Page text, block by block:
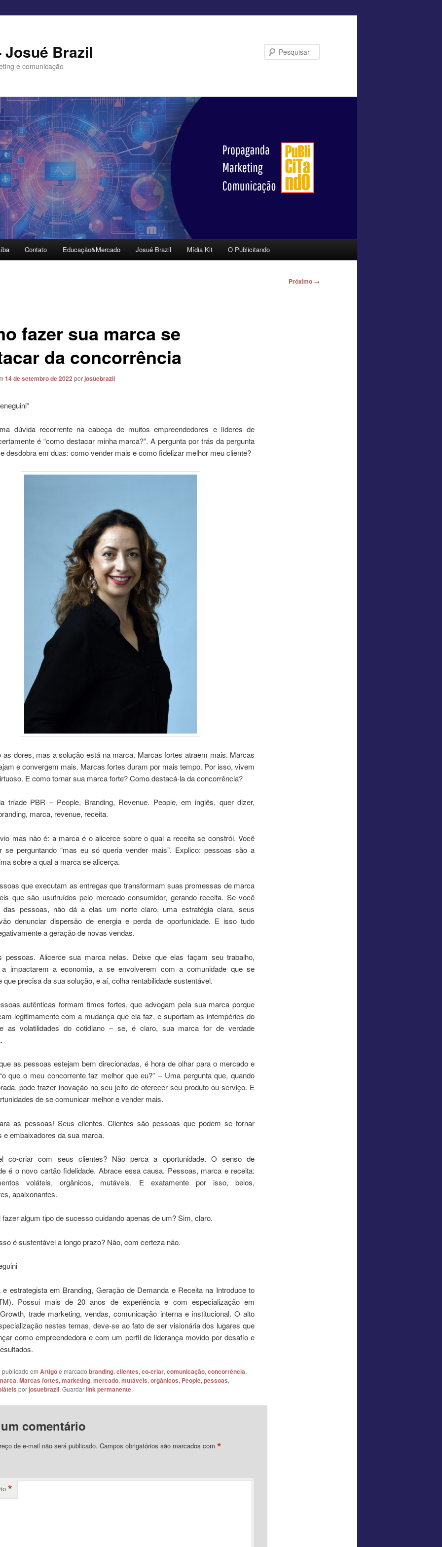
Josué Brazil
e comunicação
Contato Educação&Mercado Josué Brazil Mídia Kit O Publicitando
Próximo →
fazer sua marca se
da concorrência
14 de setembro de 2022 porjosuebrazil
dúvida recorrente na cabeça de muitos empreendedores e líderes de
é “como destacar minha marca?”. A pergunta por trás da pergunta
desdobra em duas: como vender mais e como fidelizar melhor meu cliente?
as dores, mas a solução está na marca. Marcas fortes atraem mais. Marcas
e convergem mais. Marcas fortes duram por mais tempo. Por isso, vivem
E como tornar sua marca forte? Como destacá-la da concorrência?
tríade PBR – People, Branding, Revenue. People, em inglês, quer dizer,
marca, revenue, receita.
mas não é: a marca é o alicerce sobre o qual a receita se constrói. Você
se perguntando “mas eu só queria vender mais”. Explico: pessoas são a
sobre a qual a marca se alicerça.
que executam as entregas que transformam suas promessas de marca
que são usufruídos pelo mercado consumidor, gerando receita. Se você
das pessoas, não dá a elas um norte claro, uma estratégia clara, seus
denunciar dispersão de energia e perda de oportunidade. E isso tudo
a geração de novas vendas.
pessoas. Alicerce sua marca nelas. Deixe que elas façam seu trabalho,
a impactarem a economia, a se envolverem com a comunidade que se
que precisa da sua solução, e aí, colha rentabilidade sustentável.
autênticas formam times fortes, que advogam pela sua marca porque
legitimamente com a mudança que ela faz, e suportam as intempéries do
as volatilidades do cotidiano – se, é claro, sua marca for de verdade
as pessoas estejam bem direcionadas, é hora de olhar para o mercado e
que o meu concorrente faz melhor que eu?” – Uma pergunta que, quando
pode trazer inovação no seu jeito de oferecer seu produto ou serviço. E
de se comunicar melhor e vender mais.
as pessoas! Seus clientes. Clientes são pessoas que podem se tornar
e embaixadores da sua marca.
co-criar com seus clientes? Não perca a oportunidade. O senso de
é o novo cartão fidelidade. Abrace essa causa. Pessoas, marca e receita:
voláteis, orgânicos, mutáveis. E exatamente por isso, belos,
apaixonantes.
algum tipo de sucesso cuidando apenas de um? Sim, claro.
é sustentável a longo prazo? Não, com certeza não.
e estrategista em Branding, Geração de Demanda e Receita na Introduce to
Possui mais de 20 anos de experiência e com especialização em
trade marketing, vendas, comunicação interna e institucional. O alto
nestes temas, deve-se ao fato de ser visionária dos lugares que
como empreendedora e com um perfil de liderança movido por desafio e
publicado em Artigoe marcado branding, clientes, co-criar, comunicação, concorrência,
, Marcas fortes, marketing, mercado, mutáveis, orgânicos, People, pessoas,
porjosuebrazil. Guardarlink permanente.
comentário
de e-mail não será publicado. Campos obrigatórios são marcados com *
*